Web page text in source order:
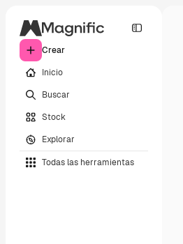
Crear
Inicio
Buscar
Stock
Explorar
Todas las herramientas